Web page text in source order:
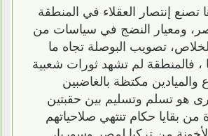
إنتصار العقلاء في المنطقة
ومعيار النضج في سياسات من
تصويب البوصلة تجاه ما
فالمنطقة لم تشهد ثورات شعبية
مكتظة بالغاضبين
هو تسلم وتسليم بين حقبتين
من بقايا حكام تنتهي صلاحياتهم
من تركيا لمصر وسوريا،